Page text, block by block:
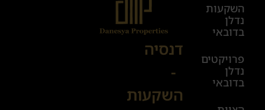
השקעות
נדלן
בדובאי
פרויקטים
נדלן
בדובאי
א׳-ה׳
08:00-
00:00
יום ו׳
08:00-
דנסיה
-
השקעות